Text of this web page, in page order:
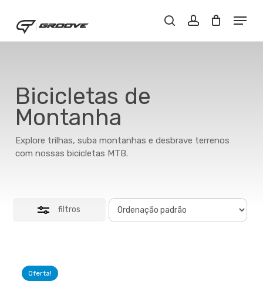
main
content
Buscar..account
Menu
Bicicletas de
Montanha
Explore trilhas, suba montanhas e desbrave terrenos
com nossas bicicletas MTB.
filtros
Close
Oferta!